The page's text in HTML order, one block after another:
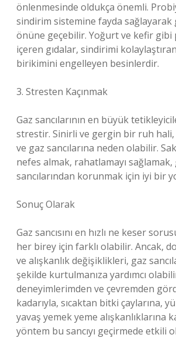
önlenmesinde oldukça önemli.
sindirim sistemine fayda sağlayarak
önüne geçebilir. Yoğurt ve kefir
içeren gıdalar, sindirimi
birikimini engelleyen besinlerdir.
3. Stresten Kaçınmak
Gaz sancılarının en büyük
strestir. Sinirli ve gergin bir ruh
ve gaz sancılarına neden olabilir.
nefes almak, rahatlamayı sağlamak,
sancılarından korunmak için iyi bir
Sonuç Olarak
Gaz sancısını en hızlı ne keser
her birey için farklı olabilir. Ancak,
ve alışkanlık değişiklikleri, gaz
şekilde kurtulmanıza yardımcı
deneyimlerimden ve çevremden
kadarıyla, sıcaktan bitki çaylarına,
yavaş yemek yeme alışkanlıklarına
yöntem bu sancıyı geçirmede etkili